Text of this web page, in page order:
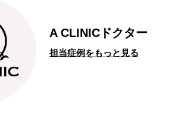
A CLINICドクター
担当症例をもっと見る